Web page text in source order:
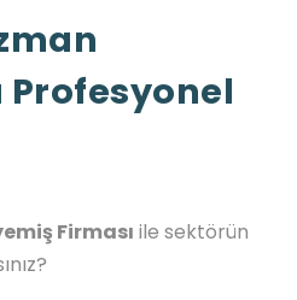
Firması ile sektörün